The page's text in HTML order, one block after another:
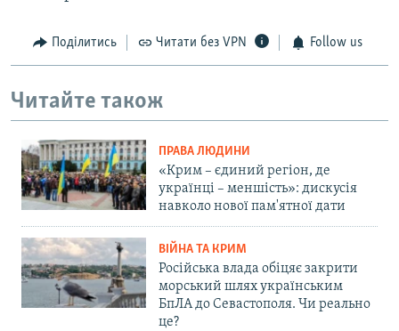
Поділитись Читати без VPN Follow us
Читайте також
ПРАВА ЛЮДИНИ
«Крим – єдиний регіон, де
українці – меншість»: дискусія
навколо нової пам'ятної дати
ВІЙНА ТА КРИМ
Російська влада обіцяє закрити
морський шлях українським
БпЛА до Севастополя. Чи реально
це?